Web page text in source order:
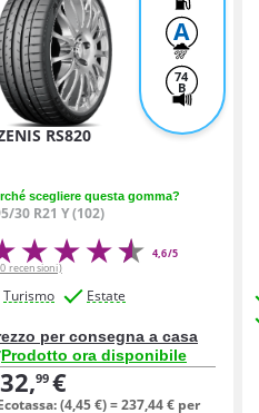
A
74
B
RS820
scegliere questa gomma?
30 R21 Y (102)
4,6/5
recensioni)
Turismo Estate
per consegna a casa
Prodotto ora disponibile
99 €
(4,45€) =237,44€ per